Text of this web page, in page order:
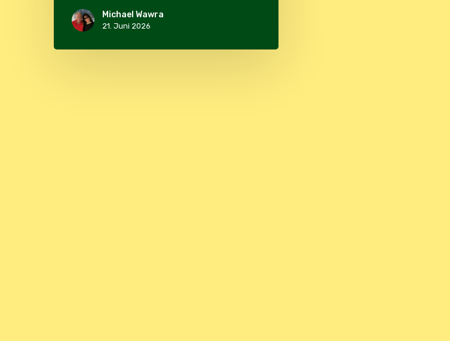
Michael Wawra
21. Juni 2026